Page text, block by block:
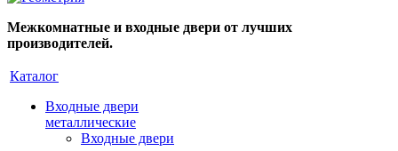
Межкомнатные и входные двери от лучших
производителей.
Каталог
Входные двери
металлические
Входные двери